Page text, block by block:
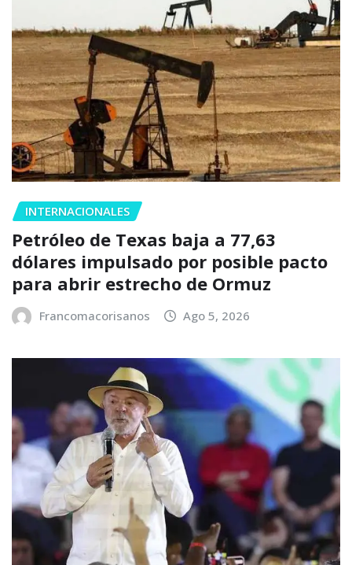
INTERNACIONALES
Petróleo de Texas baja a 77,63
dólares impulsado por posible pacto
para abrir estrecho de Ormuz
Francomacorisanos Ago 5, 2026